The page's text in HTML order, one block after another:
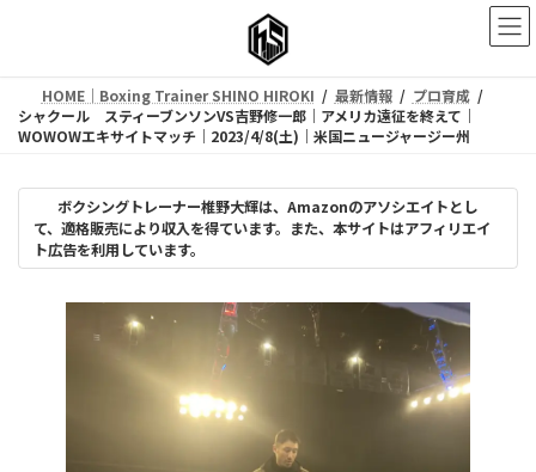
HOME｜Boxing Trainer SHINO HIROKI 最新情報
プロ育成
シャクール スティーブンソンVS吉野修一郎｜アメリカ遠征を終えて｜
WOWOWエキサイトマッチ｜2023/4/8(土)｜米国ニュージャージー州
ボクシングトレーナー椎野大輝は、Amazonのアソシエイトとし
て、適格販売により収入を得ています。また、本サイトはアフィリエイ
ト広告を利用しています。